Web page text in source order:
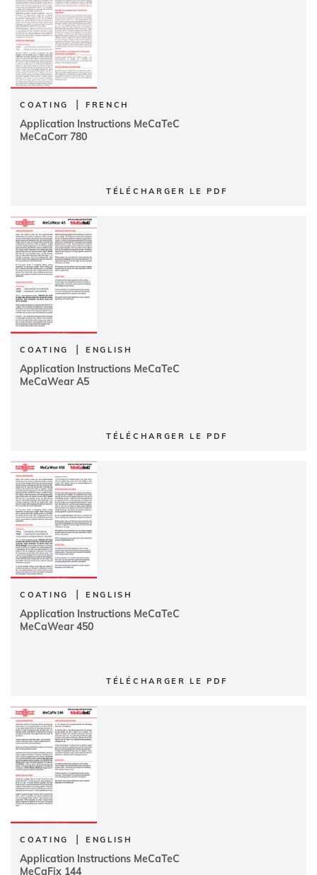
COATING | FRENCH
Application Instructions MeCaTeC
MeCaCorr 780
TÉLÉCHARGER LE PDF
COATING | ENGLISH
Application Instructions MeCaTeC
MeCaWear A5
TÉLÉCHARGER LE PDF
COATING | ENGLISH
Application Instructions MeCaTeC
MeCaWear 450
TÉLÉCHARGER LE PDF
COATING | ENGLISH
Application Instructions MeCaTeC
MeCaFix 144